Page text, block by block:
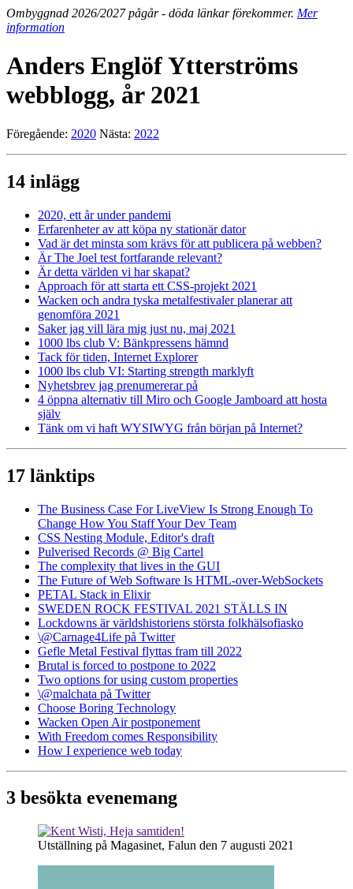
Ombyggnad 2026/2027 pågår - döda länkar förekommer. Mer
information
Anders Englöf Ytterströms
webblogg, år 2021
Föregående: 2020 Nästa: 2022
14 inlägg
2020, ett år under pandemi
Erfarenheter av att köpa ny stationär dator
Vad är det minsta som krävs för att publicera på webben?
Är The Joel test fortfarande relevant?
Är detta världen vi har skapat?
Approach för att starta ett CSS-projekt 2021
Wacken och andra tyska metalfestivaler planerar att
genomföra 2021
Saker jag vill lära mig just nu, maj 2021
1000 lbs club V: Bänkpressens hämnd
Tack för tiden, Internet Explorer
1000 lbs club VI: Starting strength marklyft
Nyhetsbrev jag prenumererar på
4 öppna alternativ till Miro och Google Jamboard att hosta
själv
Tänk om vi haft WYSIWYG från början på Internet?
17 länktips
The Business Case For LiveView Is Strong Enough To
Change How You Staff Your Dev Team
CSS Nesting Module, Editor's draft
Pulverised Records @ Big Cartel
The complexity that lives in the GUI
The Future of Web Software Is HTML-over-WebSockets
PETAL Stack in Elixir
SWEDEN ROCK FESTIVAL 2021 STÄLLS IN
Lockdowns är världshistoriens största folkhälsofiasko
\@Carnage4Life på Twitter
Gefle Metal Festival flyttas fram till 2022
Brutal is forced to postpone to 2022
Two options for using custom properties
\@malchata på Twitter
Choose Boring Technology
Wacken Open Air postponement
With Freedom comes Responsibility
How I experience web today
3 besökta evenemang
Utställning på Magasinet, Falun den 7 augusti 2021